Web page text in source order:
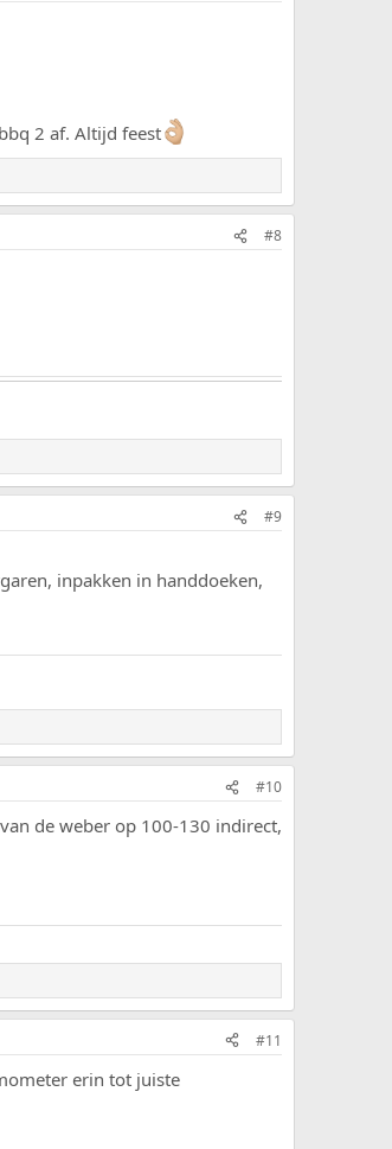
2 af. Altijd feest
#8
#9
inpakken in handdoeken,
#10
de weber op 100-130 indirect,
#11
erin tot juiste